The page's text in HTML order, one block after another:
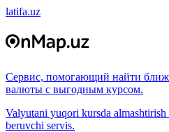
latifa.uz
Сервис, помогающий найти
валюты с выгодным курсом.
Valyutani yuqori kursda
beruvchi servis.